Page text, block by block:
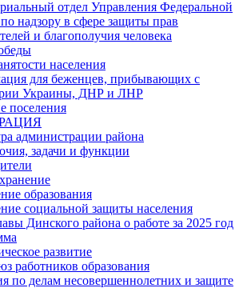
отдел Управления Федеральной
надзору в сфере защиты прав
и благополучия человека
населения
для беженцев, прибывающих с
Украины, ДНР и ЛНР
поселения
администрации района
задачи и функции
образования
социальной защиты населения
Динского района о работе за 2025 год
развитие
работников образования
по делам несовершеннолетних и защите